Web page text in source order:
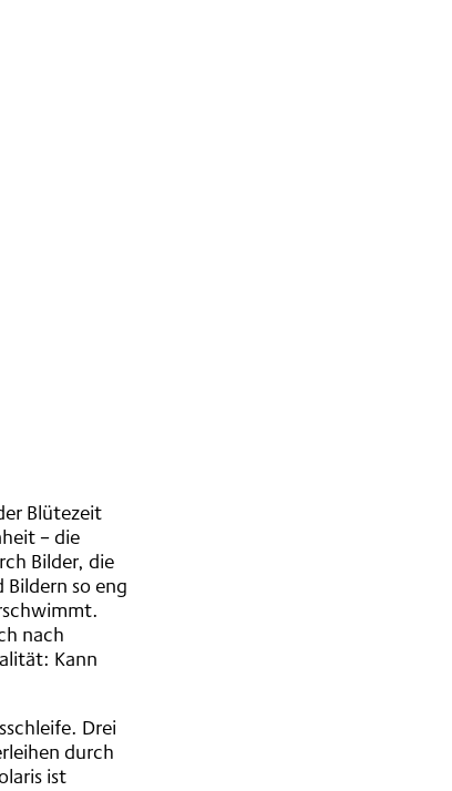
Blütezeit
– die
Bilder, die
so eng
nach
Kann
Drei
durch
ist